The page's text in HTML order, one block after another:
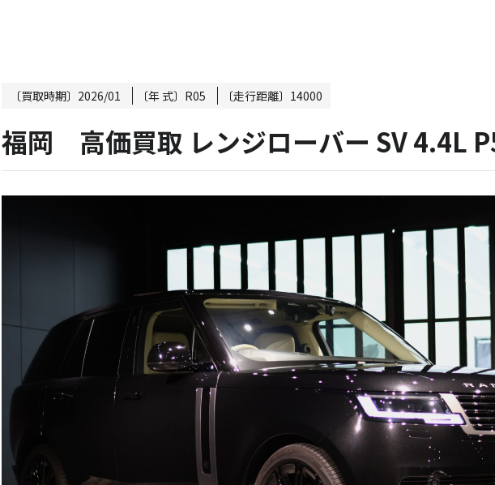
〔買取時期〕 2026/01 〔年 式〕 R05 〔走行距離〕 14000
福岡 高価買取 レンジローバー SV 4.4L